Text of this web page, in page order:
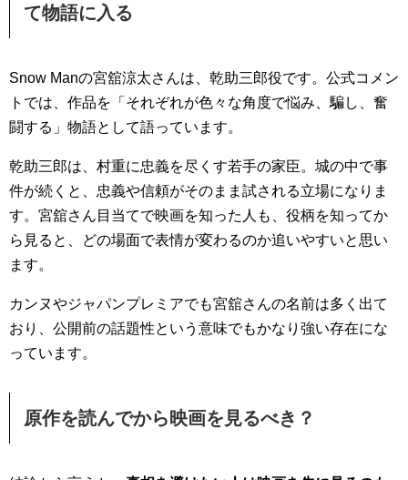
て物語に入る
Snow Manの宮舘涼太さんは、乾助三郎役です。公式コメン
トでは、作品を「それぞれが色々な角度で悩み、騙し、奮
闘する」物語として語っています。
乾助三郎は、村重に忠義を尽くす若手の家臣。城の中で事
件が続くと、忠義や信頼がそのまま試される立場になりま
す。宮舘さん目当てで映画を知った人も、役柄を知ってか
ら見ると、どの場面で表情が変わるのか追いやすいと思い
ます。
カンヌやジャパンプレミアでも宮舘さんの名前は多く出て
おり、公開前の話題性という意味でもかなり強い存在にな
っています。
原作を読んでから映画を見るべき？